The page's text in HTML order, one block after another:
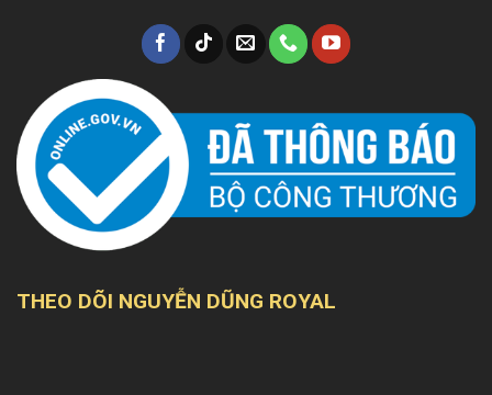
THEO DÕI NGUYỄN DŨNG ROYAL